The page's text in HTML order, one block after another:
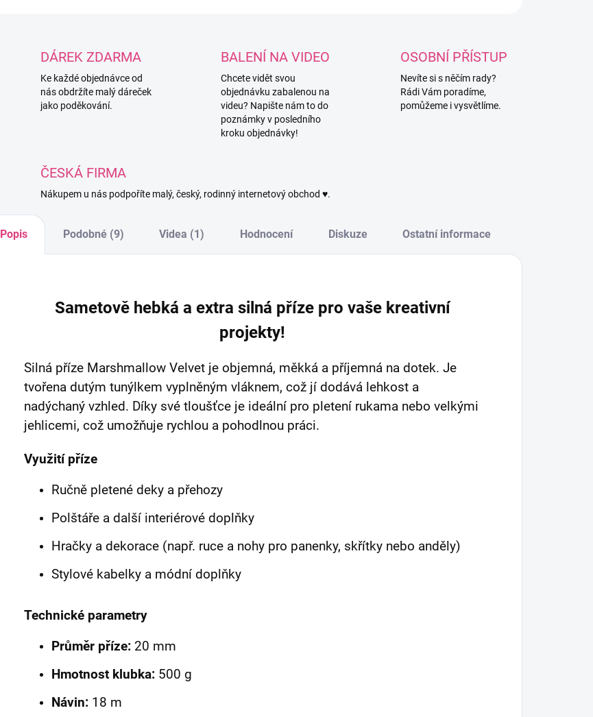
DÁREK ZDARMA
Ke každé objednávce od
nás obdržíte malý dáreček
jako poděkování.
BALENÍ NA VIDEO
Chcete vidět svou
objednávku zabalenou na
videu? Napište nám to do
poznámky v posledního
kroku objednávky!
OSOBNÍ PŘÍSTUP
Nevíte si s něčím rady?
Rádi Vám poradíme,
pomůžeme i vysvětlíme.
ČESKÁ FIRMA
Nákupem u nás podpoříte malý, český, rodinný internetový obchod ♥.
Popis Podobné (9) Videa (1) Hodnocení Diskuze Ostatní informace
Sametově hebká a extra silná příze pro vaše kreativní
projekty!
Silná příze Marshmallow Velvet je objemná, měkká a příjemná na dotek. Je
tvořena dutým tunýlkem vyplněným vláknem, což jí dodává lehkost a
nadýchaný vzhled. Díky své tloušťce je ideální pro pletení rukama nebo velkými
jehlicemi, což umožňuje rychlou a pohodlnou práci.
Využití příze
Ručně pletené deky a přehozy
Polštáře a další interiérové doplňky
Hračky a dekorace (např. ruce a nohy pro panenky, skřítky nebo anděly)
Stylové kabelky a módní doplňky
Technické parametry
Průměr příze: 20 mm
Hmotnost klubka: 500 g
Návin: 18 m